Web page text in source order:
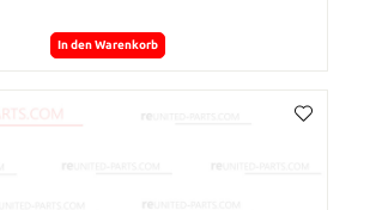
In den Warenkorb